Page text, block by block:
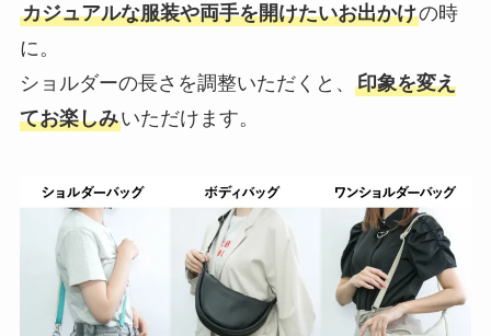
カジュアルな服装や両手を開けたいお出かけの時
に。
ショルダーの長さを調整いただくと、 印象を変え
てお楽しみいただけます。